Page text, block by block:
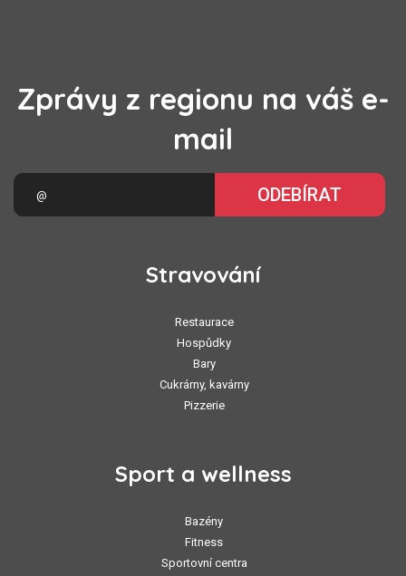
Zprávy z regionu na váš e-
mail
ODEBÍRAT
Stravování
Restaurace
Hospůdky
Bary
Cukrárny, kavárny
Pizzerie
Sport a wellness
Bazény
Fitness
Sportovní centra